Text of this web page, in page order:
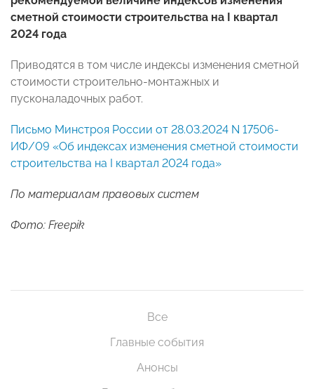
сметной стоимости строительства на I квартал
2024 года
Приводятся в том числе индексы изменения сметной
стоимости строительно-монтажных и
пусконаладочных работ.
Письмо Минстроя России от 28.03.2024 N 17506-
ИФ/09 «Об индексах изменения сметной стоимости
строительства на I квартал 2024 года»
По материалам правовых систем
Фото: Freepik
Все
Главные события
Анонсы